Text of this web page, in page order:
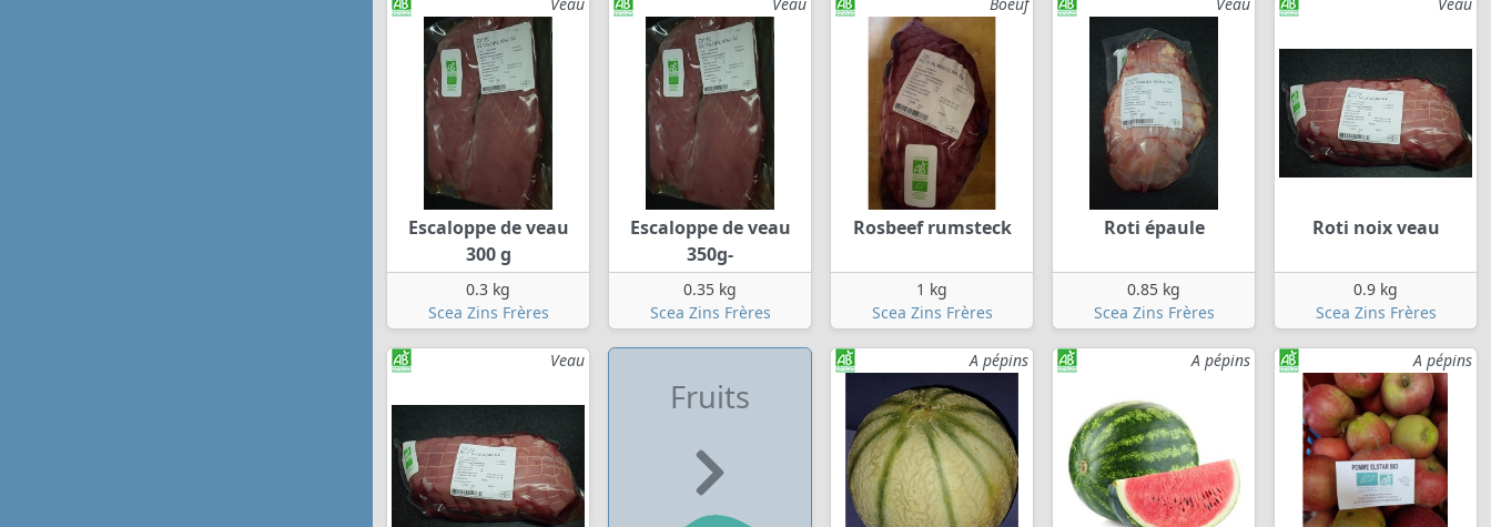
Escaloppe de veau
300 g
0.3 kg
Scea Zins Frères
Escaloppe de veau
350g-
0.35 kg
Scea Zins Frères
Rosbeef rumsteck
1 kg
Scea Zins Frères
Roti épaule
0.85 kg
Scea Zins Frères
Roti noix veau
0.9 kg
Scea Zins Frères
Veau
Fruits
A pépins A pépins A pépins